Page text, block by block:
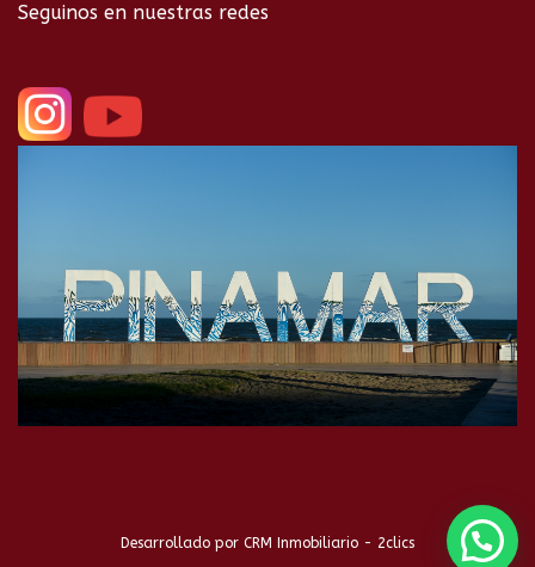
Seguinos en nuestras redes
Desarrollado por CRM Inmobiliario - 2clics